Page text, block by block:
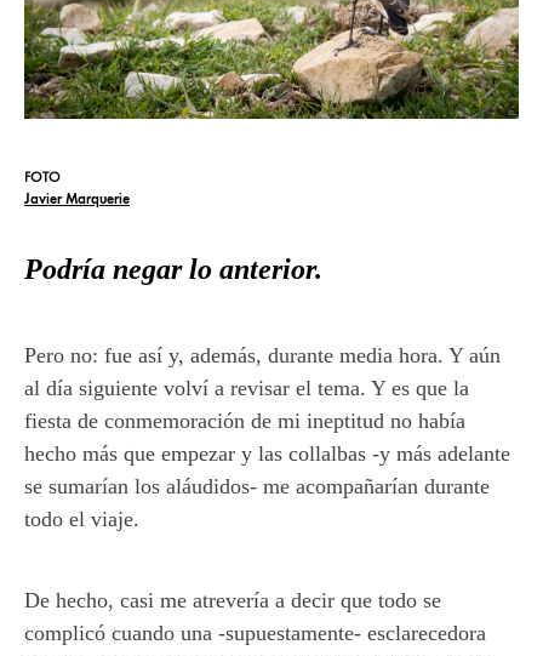
FOTO
Javier Marquerie
Podría negar lo anterior.
Pero no: fue así y, además, durante media hora. Y aún
al día siguiente volví a revisar el tema. Y es que la
fiesta de conmemoración de mi ineptitud no había
hecho más que empezar y las collalbas -y más adelante
se sumarían los aláudidos- me acompañarían durante
todo el viaje.
De hecho, casi me atrevería a decir que todo se
complicó cuando una -supuestamente- esclarecedora